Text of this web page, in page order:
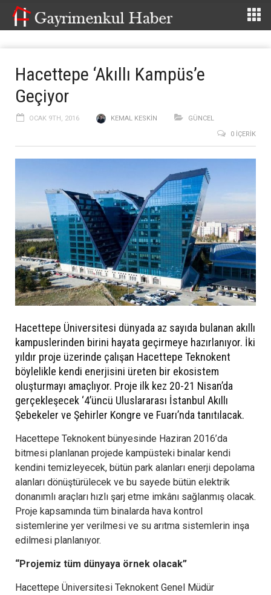
Hacettepe ‘Akıllı Kampüs’e
Geçiyor
OCAK 9TH, 2016 KEMAL KESKIN
GÜNCEL
0 İÇERIK
Hacettepe Üniversitesi dünyada az sayıda bulanan akıllı
kampuslerinden birini hayata geçirmeye hazırlanıyor. İki
yıldır proje üzerinde çalışan Hacettepe Teknokent
böylelikle kendi enerjisini üreten bir ekosistem
oluşturmayı amaçlıyor. Proje ilk kez 20-21 Nisan’da
gerçekleşecek ‘4’üncü Uluslararası İstanbul Akıllı
Şebekeler ve Şehirler Kongre ve Fuarı’nda tanıtılacak.
Hacettepe Teknokent bünyesinde Haziran 2016’da
bitmesi planlanan projede kampüsteki binalar kendi
kendini temizleyecek, bütün park alanları enerji depolama
alanları dönüştürülecek ve bu sayede bütün elektrik
donanımlı araçları hızlı şarj etme imkânı sağlanmış olacak.
Proje kapsamında tüm binalarda hava kontrol
sistemlerine yer verilmesi ve su arıtma sistemlerin inşa
edilmesi planlanıyor.
“Projemiz tüm dünyaya örnek olacak”
Hacettepe Üniversitesi Teknokent Genel Müdür